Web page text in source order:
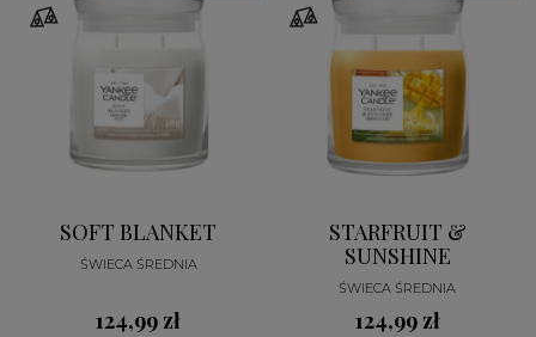
SOFT BLANKET
ŚWIECA ŚREDNIA
124,99 zł
STARFRUIT &
SUNSHINE
ŚWIECA ŚREDNIA
124,99 zł